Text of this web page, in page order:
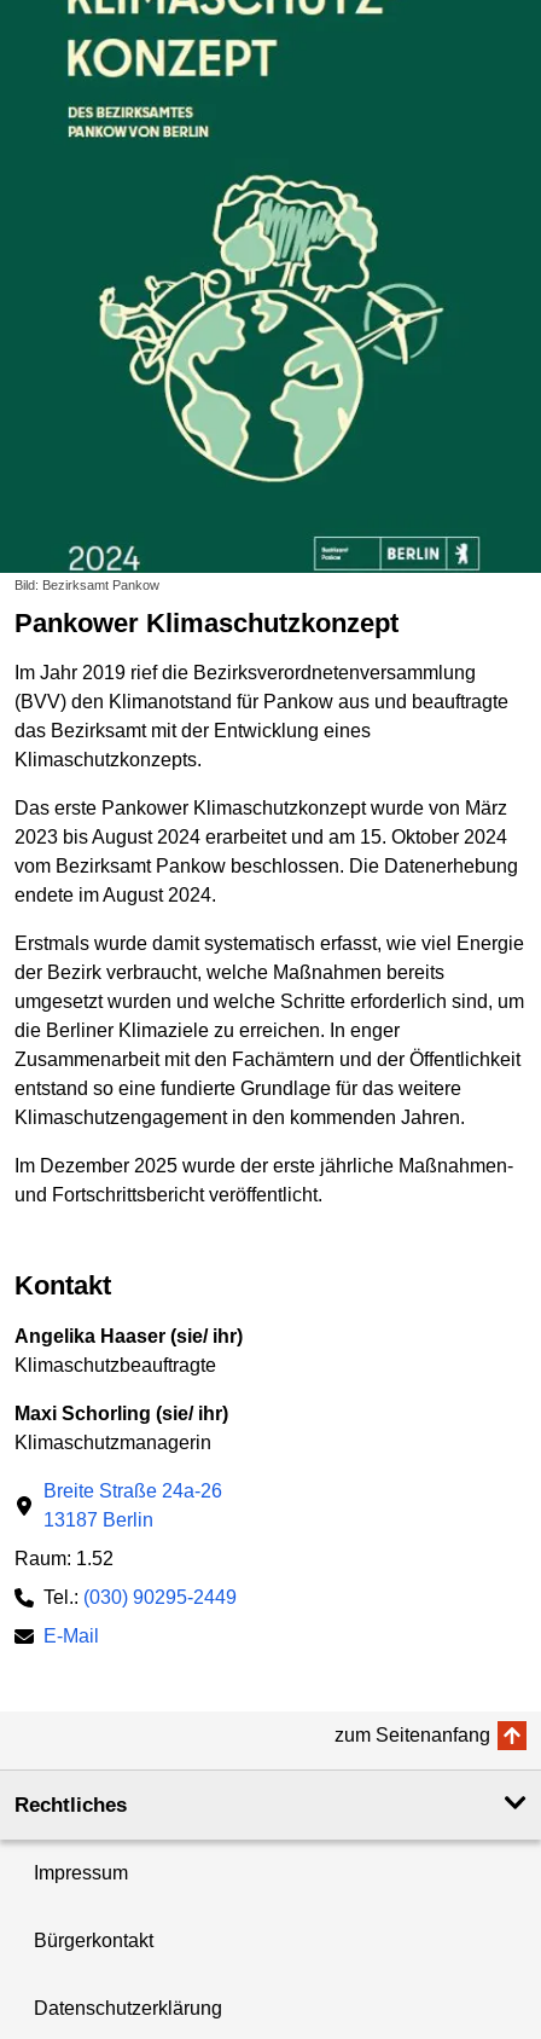
Bild: Bezirksamt Pankow
Pankower Klimaschutzkonzept
Im Jahr 2019 rief die Bezirksverordnetenversammlung
(BVV) den Klimanotstand für Pankow aus und beauftragte
das Bezirksamt mit der Entwicklung eines
Klimaschutzkonzepts.
Das erste Pankower Klimaschutzkonzept wurde von März
2023 bis August 2024 erarbeitet und am 15. Oktober 2024
vom Bezirksamt Pankow beschlossen. Die Datenerhebung
endete im August 2024.
Erstmals wurde damit systematisch erfasst, wie viel Energie
der Bezirk verbraucht, welche Maßnahmen bereits
umgesetzt wurden und welche Schritte erforderlich sind, um
die Berliner Klimaziele zu erreichen. In enger
Zusammenarbeit mit den Fachämtern und der Öffentlichkeit
entstand so eine fundierte Grundlage für das weitere
Klimaschutzengagement in den kommenden Jahren.
Im Dezember 2025 wurde der erste jährliche Maßnahmen-
und Fortschrittsbericht veröffentlicht.
Kontakt
Angelika Haaser (sie/ ihr)
Klimaschutzbeauftragte
Maxi Schorling (sie/ ihr)
Klimaschutzmanagerin
Breite Straße 24a-26
13187 Berlin
Raum: 1.52
Tel.: (030) 90295-2449
E-Mail
zum Seitenanfang
Rechtliches
Impressum
Bürgerkontakt
Datenschutzerklärung